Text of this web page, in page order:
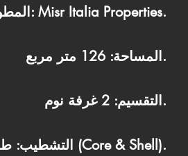
المطور: Misr Italia Properties.
المساحة: 126 متر مربع.
التقسيم: 2 غرفة نوم.
التشطيب: طوب أحمر (Core & Shell).